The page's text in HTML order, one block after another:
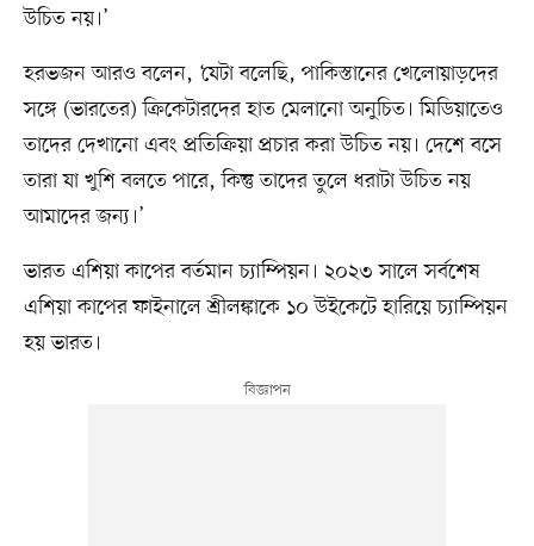
উচিত নয়।’
হরভজন আরও বলেন, ‘যেটা বলেছি, পাকিস্তানের খেলোয়াড়দের
সঙ্গে (ভারতের) ক্রিকেটারদের হাত মেলানো অনুচিত। মিডিয়াতেও
তাদের দেখানো এবং প্রতিক্রিয়া প্রচার করা উচিত নয়। দেশে বসে
তারা যা খুশি বলতে পারে, কিন্তু তাদের তুলে ধরাটা উচিত নয়
আমাদের জন্য।’
ভারত এশিয়া কাপের বর্তমান চ্যাম্পিয়ন। ২০২৩ সালে সর্বশেষ
এশিয়া কাপের ফাইনালে শ্রীলঙ্কাকে ১০ উইকেটে হারিয়ে চ্যাম্পিয়ন
হয় ভারত।